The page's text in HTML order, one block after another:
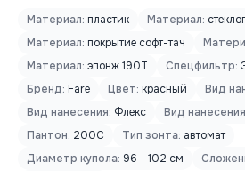
Материал: пластик Материал:
Материал: покрытие софт-тач
Материал: эпонж 190T Спецфильтр:
Бренд: Fare Цвет: красный Вид
Вид нанесения: Флекс Вид
Пантон: 200C Тип зонта: автомат
Диаметр купола: 96 - 102 см